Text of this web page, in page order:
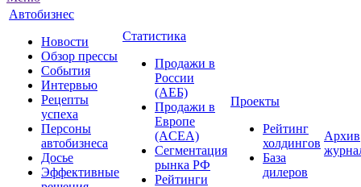
Автобизнес
Новости
Обзор прессы
События
Интервью
Рецепты
успеха
Персоны
автобизнеса
Досье
Эффективные
Статистика
Продажи в
России
(АЕБ)
Продажи в
Европе
(ACEA)
Сегментация
рынка РФ
Рейтинги
Проекты
Рейтинг
холдингов
База
дилеров
Архив